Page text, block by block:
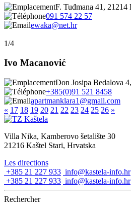
F. Tuđmana 41, 21214
091 574 22 57
ewaka@net.hr
1/4
Ivo Macanović
Don Josipa Bedalova
+385(0)91 521 8458
apartmanklara1@gmail.com
« 17 18 19 20 21 22 23 24 25 26 »
Villa Nika, Kamberovo šetalište 30
21216 Kaštel Stari, Hrvatska
Les directions
+385 21 227 933 info@kastela-info.hr
+385 21 227 933 info@kastela-info.hr
Rechercher